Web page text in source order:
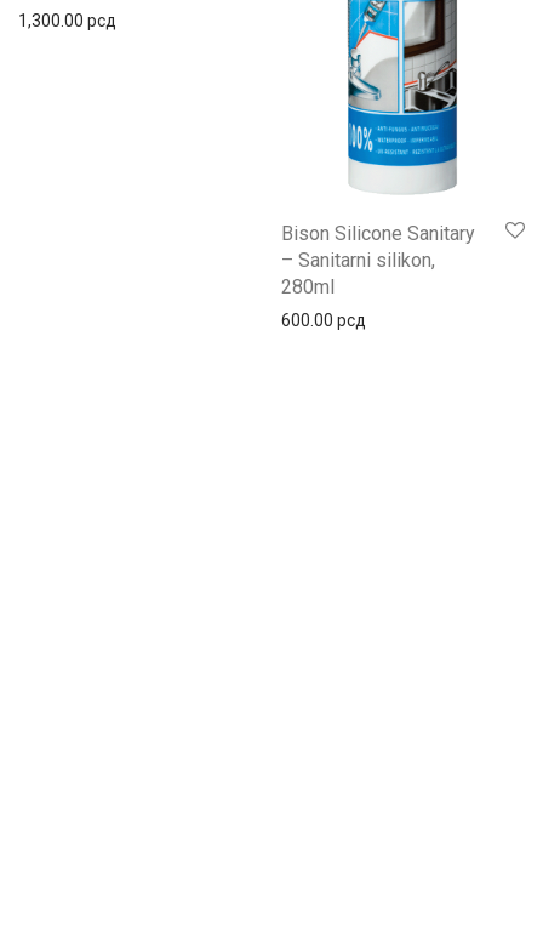
1,300.00 рсд
Bison Silicone Sanitary
– Sanitarni silikon,
280ml
600.00 рсд